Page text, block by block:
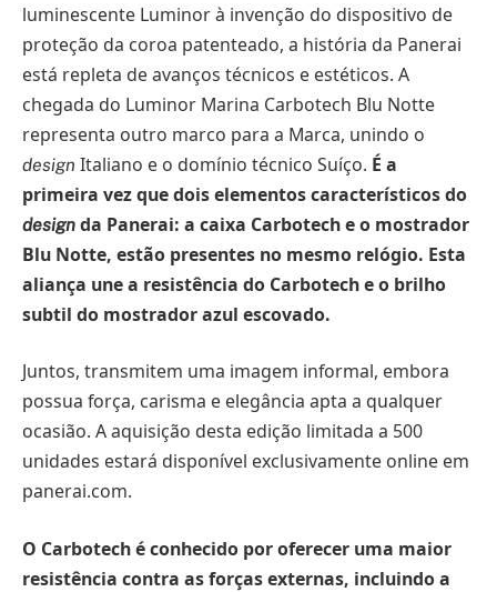
luminescente Luminor à invenção do dispositivo de
proteção da coroa patenteado, a história da Panerai
está repleta de avanços técnicos e estéticos. A
chegada do Luminor Marina Carbotech Blu Notte
representa outro marco para a Marca, unindo o
design Italiano e o domínio técnico Suíço. É a
primeira vez que dois elementos característicos do
design da Panerai: a caixa Carbotech e o mostrador
Blu Notte, estão presentes no mesmo relógio. Esta
aliança une a resistência do Carbotech e o brilho
subtil do mostrador azul escovado.
Juntos, transmitem uma imagem informal, embora
possua força, carisma e elegância apta a qualquer
ocasião. A aquisição desta edição limitada a 500
unidades estará disponível exclusivamente online em
panerai.com.
O Carbotech é conhecido por oferecer uma maior
resistência contra as forças externas, incluindo a